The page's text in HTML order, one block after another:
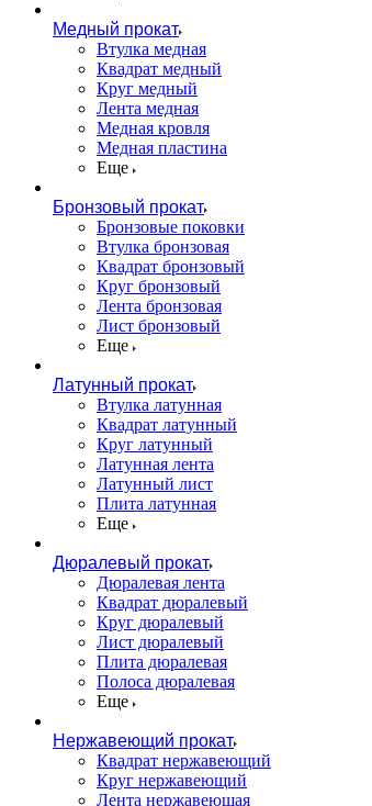
Медный прокат
Втулка медная
Квадрат медный
Круг медный
Лента медная
Медная кровля
Медная пластина
Еще
Бронзовый прокат
Бронзовые поковки
Втулка бронзовая
Квадрат бронзовый
Круг бронзовый
Лента бронзовая
Лист бронзовый
Еще
Латунный прокат
Втулка латунная
Квадрат латунный
Круг латунный
Латунная лента
Латунный лист
Плита латунная
Еще
Дюралевый прокат
Дюралевая лента
Квадрат дюралевый
Круг дюралевый
Лист дюралевый
Плита дюралевая
Полоса дюралевая
Еще
Нержавеющий прокат
Квадрат нержавеющий
Круг нержавеющий
Лента нержавеющая